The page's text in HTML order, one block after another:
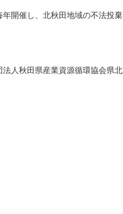
開催し、北秋田地域の不法投
人秋田県産業資源循環協会県